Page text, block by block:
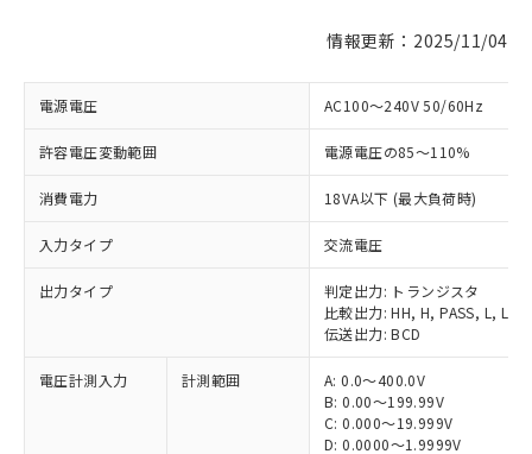
情報更新：2025/11/04
電源電圧 AC100～240V 50/60Hz
許容電圧変動範囲 電源電圧の85～110%
消費電力 18VA以下 (最大負荷時)
入力タイプ 交流電圧
出力タイプ
判定出力: トランジスタ
比較出力: HH, H, PASS, L, LL
伝送出力: BCD
電圧計測入力 計測範囲
A: 0.0～400.0V
B: 0.00～199.99V
C: 0.000～19.999V
D: 0.0000～1.9999V